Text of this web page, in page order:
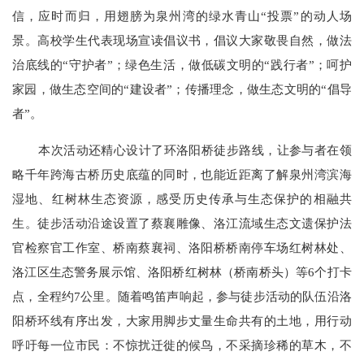
信，应时而归，用翅膀为泉州湾的绿水青山“投票”的动人场
景。高校学生代表现场宣读倡议书，倡议大家敬畏自然，做法
治底线的“守护者”；绿色生活，做低碳文明的“践行者”；呵护
家园，做生态空间的“建设者”；传播理念，做生态文明的“倡导
者”。
本次活动还精心设计了环洛阳桥徒步路线，让参与者在领
略千年跨海古桥历史底蕴的同时，也能近距离了解泉州湾滨海
湿地、红树林生态资源，感受历史传承与生态保护的相融共
生。徒步活动沿途设置了蔡襄雕像、洛江流域生态文遗保护法
官检察官工作室、桥南蔡襄祠、洛阳桥桥南停车场红树林处、
洛江区生态警务展示馆、洛阳桥红树林（桥南桥头）等6个打卡
点，全程约7公里。随着鸣笛声响起，参与徒步活动的队伍沿洛
阳桥环线有序出发，大家用脚步丈量生命共有的土地，用行动
呼吁每一位市民：不惊扰迁徙的候鸟，不采摘珍稀的草木，不